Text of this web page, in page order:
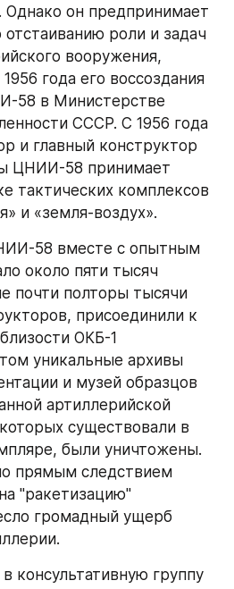
он предпринимает
роли и задач
вооружения,
года его воссоздания
58 в Министерстве
СССР. С 1956 года
и главный конструктор
ЦНИИ-58 принимает
тактических комплексов
и «земля-воздух».
58 вместе с опытным
около пяти тысяч
почти полторы тысячи
присоединили к
ОКБ-1
уникальные архивы
и музей образцов
артиллерийской
существовали в
были уничтожены.
прямым следствием
"ракетизацию"
громадный ущерб
консультативную группу